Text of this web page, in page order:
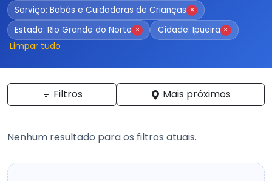
Serviço: Babás e Cuidadoras de Crianças ×
Estado: Rio Grande do Norte × Cidade: Ipueira ×
Limpar tudo
Filtros Mais próximos
Nenhum resultado para os filtros atuais.